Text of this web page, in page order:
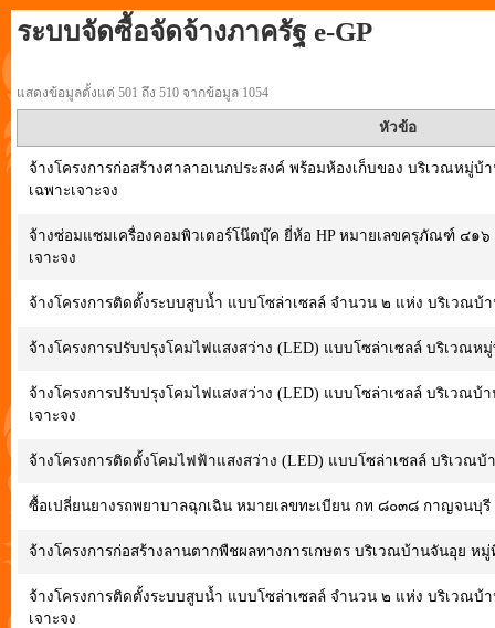
ระบบจัดซื้อจัดจ้างภาครัฐ e-GP
แสดงข้อมูลตั้งแต่ 501 ถึง 510 จากข้อมูล 1054
หัวข้อ
จ้างโครงการก่อสร้างศาลาอเนกประสงค์ พร้อมห้องเก็บของ บริเวณหมู่
เฉพาะเจาะจง
จ้างซ่อมแซมเครื่องคอมพิวเตอร์โน๊ตบุ๊ค ยี่ห้อ HP หมายเลขครุภัณฑ์ ๔๑
เจาะจง
จ้างโครงการติดตั้งระบบสูบน้ำ แบบโซล่าเซลล์ จำนวน ๒ แห่ง บริเวณบ้
จ้างโครงการปรับปรุงโคมไฟแสงสว่าง (LED) แบบโซล่าเซลล์ บริเวณหมู่
จ้างโครงการปรับปรุงโคมไฟแสงสว่าง (LED) แบบโซล่าเซลล์ บริเวณบ้
เจาะจง
จ้างโครงการติดตั้งโคมไฟฟ้าแสงสว่าง (LED) แบบโซล่าเซลล์ บริเวณบ้
ซื้อเปลี่ยนยางรถพยาบาลฉุกเฉิน หมายเลขทะเบียน กท ๘๐๓๘ กาญจนบุรี
จ้างโครงการก่อสร้างลานตากพืชผลทางการเกษตร บริเวณบ้านจันอุย หมู่
จ้างโครงการติดตั้งระบบสูบน้ำ แบบโซล่าเซลล์ จำนวน ๒ แห่ง บริเวณบ้
เจาะจง